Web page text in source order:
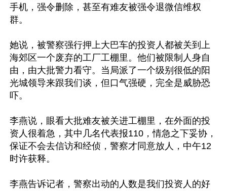
手机，强令删除，甚至有难友被强令退微信维权
群。
她说，被警察强行押上大巴车的投资人都被关到上
海郊区一个废弃的工厂工棚里。他们被限制人身自
由，由大批警力看守。当局派了一个级别很低的阳
光城领导来跟我们谈，但口气强硬，完全是威胁恐
吓。
李燕说，眼看大批难友被关进工棚里，在外面的投
资人很着急，其中几名代表报110，情急之下妥协，
保证不会去信访和经侦，警察才同意放人，中午12
时许获释。
李燕告诉记者，警察出动的人数是我们投资人的好